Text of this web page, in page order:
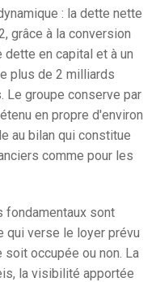
: la dette nette
grâce à la conversion
en capital et à un
plus de 2 milliards
Le groupe conserve par
en propre d'environ
au bilan qui constitue
comme pour les
fondamentaux sont
qui verse le loyer prévu
soit occupée ou non. La
la visibilité apportée